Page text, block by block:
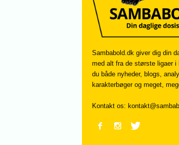
Sambabold.dk giver dig din
med alt fra de største ligaer i
du både nyheder, blogs,
karakterbøger og meget,
Kontakt os: